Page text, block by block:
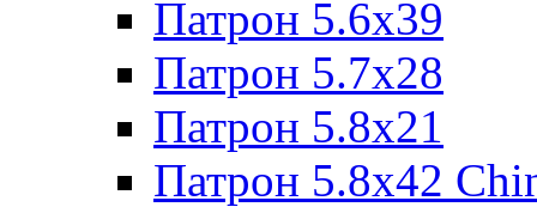
Патрон 5.6х39
Патрон 5.7x28
Патрон 5.8x21
Патрон 5.8x42